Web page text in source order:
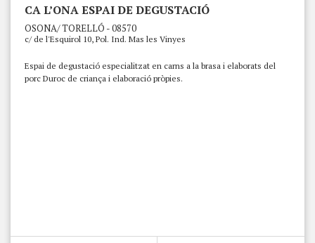
CA L’ONA ESPAI DE DEGUSTACIÓ
OSONA/ TORELLÓ - 08570
c/ de l'Esquirol 10, Pol. Ind. Mas les Vinyes
Espai de degustació especialitzat en carns a la brasa i elaborats del
porc Duroc de criança i elaboració pròpies.